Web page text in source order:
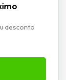
desconto